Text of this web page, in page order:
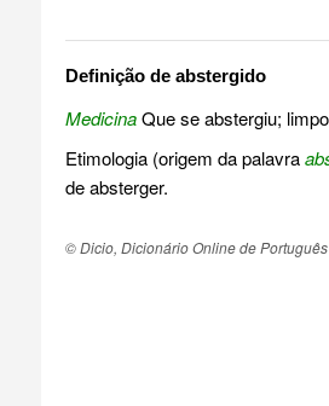
Definição de abstergido
MedicinaQue se abstergiu;
Etimologia (origem da palavra
de absterger.
© Dicio, Dicionário Online de Português